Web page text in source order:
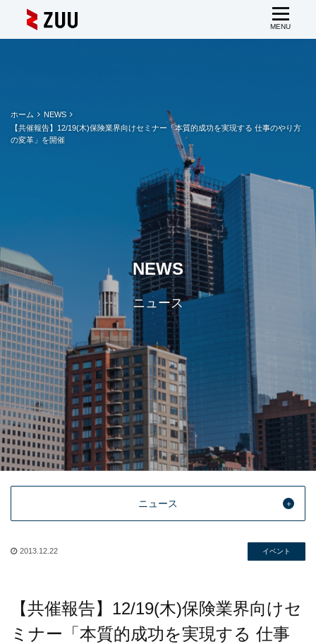
ホーム
NEWS
【共催報告】12/19(木)保険業界向けセミナー「本質的成功を実現する 仕事のやり方
の変革」を開催
NEWS
ニュース
ニュース
2013.12.22 イベント
【共催報告】12/19(木)保険業界向けセ
ミナー「本質的成功を実現する 仕事